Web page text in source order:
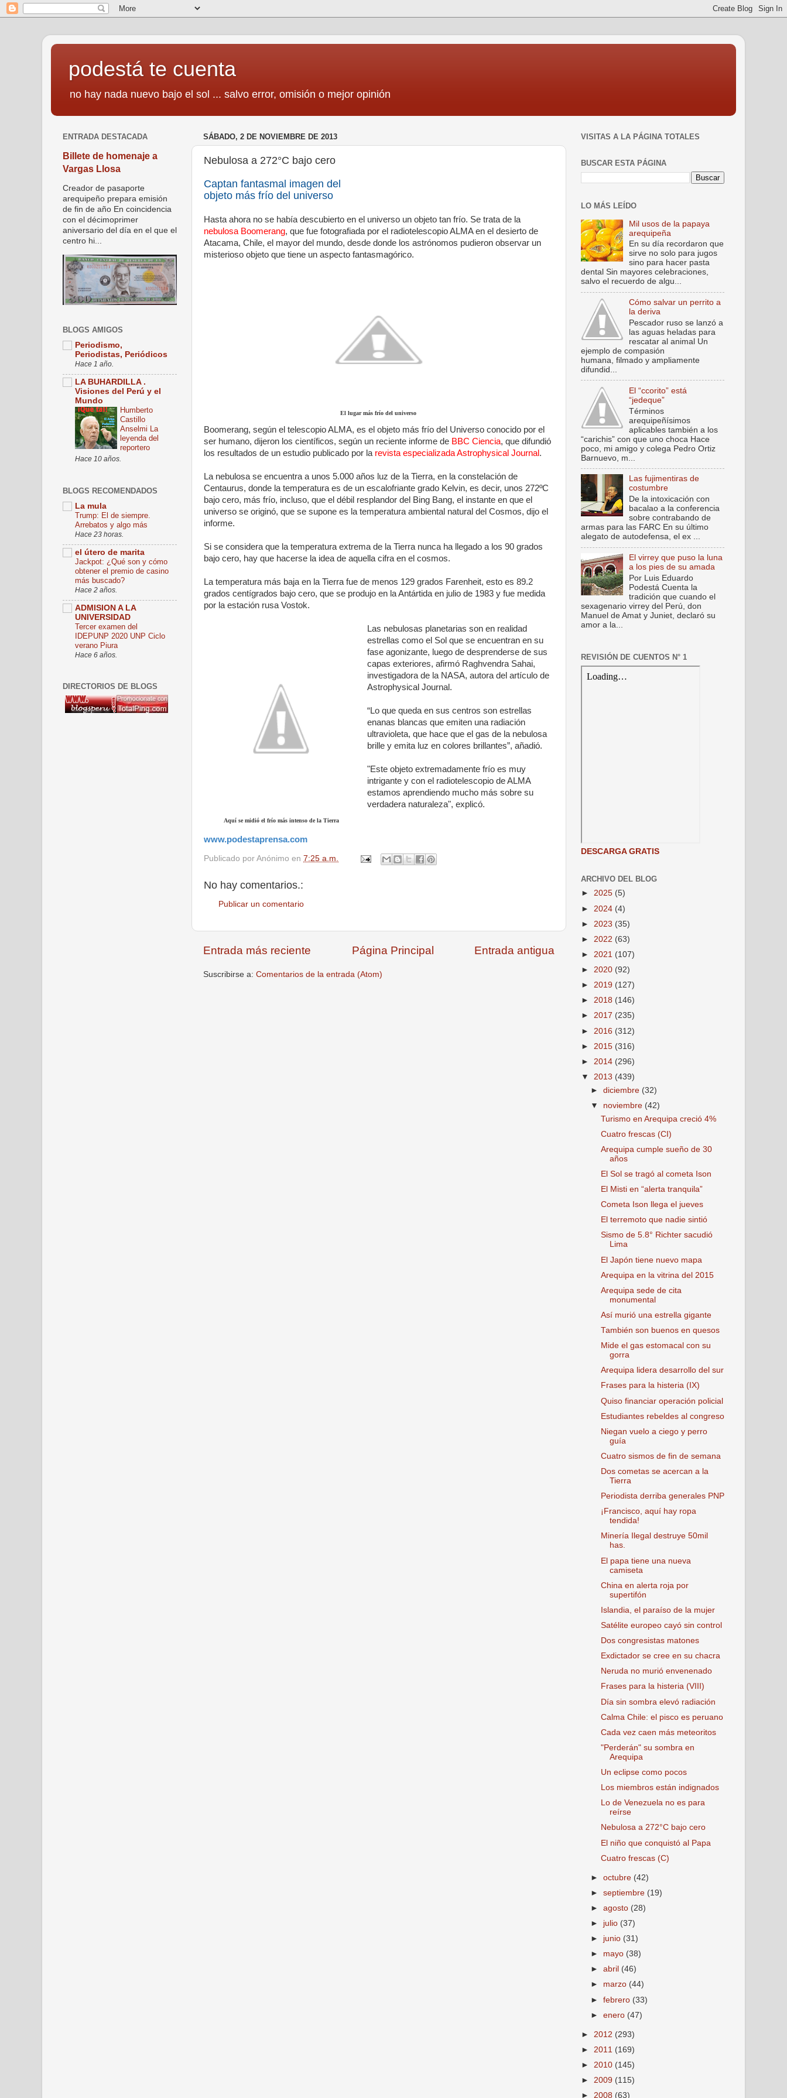
podestá te cuenta
no hay nada nuevo bajo el sol ... salvo error, omisión o mejor opinión
SÁBADO, 2 DE NOVIEMBRE DE 2013
Nebulosa a 272°C bajo cero
Captan fantasmal imagen del
objeto más frío del universo
Hasta ahora no se había descubierto en el universo un objeto tan frío. Se trata de la
nebulosa Boomerang, que fue fotografiada por el radiotelescopio ALMA en el desierto de
Atacama, Chile, el mayor del mundo, desde donde los astrónomos pudieron observar un
misterioso objeto que tiene un aspecto fantasmagórico.
El lugar más frío del universo
Boomerang, según el telescopio ALMA, es el objeto más frío del Universo conocido por el
ser humano, dijeron los científicos, según un reciente informe de BBC Ciencia, que difundió
los resultados de un estudio publicado por la revista especializada Astrophysical Journal.
La nebulosa se encuentra a unos 5.000 años luz de la Tierra, en la constelación de
Centaurus, donde la temperatura es de un escalofriante grado Kelvin, es decir, unos 272ºC
bajo cero, más frío, incluso, que el débil resplandor del Bing Bang, el instante en que el
universo se originó, que se supone es la temperatura ambiental natural del Cosmos, dijo el
informe.
Si se considera que la temperatura extrema de la Tierra nunca ha llegado a los 90 grados
bajo cero, hay que hacerse la idea de aquella cifra en el cosmos.
La temperatura más baja en la Tierra fue de menos 129 grados Farenheit, esto es 89.2
grados centígrados bajo cero, que se produjo en la Antártida en julio de 1983 y fue medida
por la estación rusa Vostok.
Aquí se midió el frío más intenso de la Tierra
Las nebulosas planetarias son en realidad
estrellas como el Sol que se encuentran en su
fase agonizante, luego de desprenderse de sus
capas exteriores, afirmó Raghvendra Sahai,
investigadora de la NASA, autora del artículo de
Astrophysical Journal.
“Lo que queda en sus centros son estrellas
enanas blancas que emiten una radiación
ultravioleta, que hace que el gas de la nebulosa
brille y emita luz en colores brillantes”, añadió.
"Este objeto extremadamente frío es muy
intrigante y con el radiotelescopio de ALMA
estamos aprendiendo mucho más sobre su
verdadera naturaleza", explicó.
www.podestaprensa.com
Publicado por Anónimo en 7:25 a.m.
No hay comentarios.:
Publicar un comentario
Entrada más reciente Entrada antigua
Página Principal
Suscribirse a: Comentarios de la entrada (Atom)
ENTRADA DESTACADA
Billete de homenaje a
Vargas Llosa
Creador de pasaporte
arequipeño prepara emisión
de fin de año En coincidencia
con el décimoprimer
aniversario del día en el que el
centro hi...
BLOGS AMIGOS
Periodismo,
Periodistas, Periódicos
Hace 1 año.
LA BUHARDILLA .
Visiones del Perú y el
Mundo
Humberto
Castillo
Anselmi La
leyenda del
reportero
Hace 10 años.
BLOGS RECOMENDADOS
La mula
Trump: El de siempre.
Arrebatos y algo más
Hace 23 horas.
el útero de marita
Jackpot: ¿Qué son y cómo
obtener el premio de casino
más buscado?
Hace 2 años.
ADMISION A LA
UNIVERSIDAD
Tercer examen del
IDEPUNP 2020 UNP Ciclo
verano Piura
Hace 6 años.
DIRECTORIOS DE BLOGS
VISITAS A LA PÁGINA TOTALES
BUSCAR ESTA PÁGINA
LO MÁS LEÍDO
Mil usos de la papaya
arequipeña
En su día recordaron que
sirve no solo para jugos
sino para hacer pasta
dental Sin mayores celebraciones,
salvo el recuerdo de algu...
Cómo salvar un perrito a
la deriva
Pescador ruso se lanzó a
las aguas heladas para
rescatar al animal Un
ejemplo de compasión
humana, filmado y ampliamente
difundid...
El “ccorito” está
“jedeque”
Términos
arequipeñísimos
aplicables también a los
“carichis” con que uno choca Hace
poco, mi amigo y colega Pedro Ortiz
Barnuevo, m...
Las fujimentiras de
costumbre
De la intoxicación con
bacalao a la conferencia
sobre contrabando de
armas para las FARC En su último
alegato de autodefensa, el ex ...
El virrey que puso la luna
a los pies de su amada
Por Luis Eduardo
Podestá Cuenta la
tradición que cuando el
sexagenario virrey del Perú, don
Manuel de Amat y Juniet, declaró su
amor a la...
REVISIÓN DE CUENTOS N° 1
DESCARGA GRATIS
ARCHIVO DEL BLOG
► 2025 (5)
► 2024 (4)
► 2023 (35)
► 2022 (63)
► 2021 (107)
► 2020 (92)
► 2019 (127)
► 2018 (146)
► 2017 (235)
► 2016 (312)
► 2015 (316)
► 2014 (296)
▼ 2013 (439)
►diciembre (32)
▼ noviembre (42)
Turismo en Arequipa creció 4%
Cuatro frescas (CI)
Arequipa cumple sueño de 30
años
El Sol se tragó al cometa Ison
El Misti en “alerta tranquila”
Cometa Ison llega el jueves
El terremoto que nadie sintió
Sismo de 5.8° Richter sacudió
Lima
El Japón tiene nuevo mapa
Arequipa en la vitrina del 2015
Arequipa sede de cita
monumental
Así murió una estrella gigante
También son buenos en quesos
Mide el gas estomacal con su
gorra
Arequipa lidera desarrollo del sur
Frases para la histeria (IX)
Quiso financiar operación policial
Estudiantes rebeldes al congreso
Niegan vuelo a ciego y perro
guía
Cuatro sismos de fin de semana
Dos cometas se acercan a la
Tierra
Periodista derriba generales PNP
¡Francisco, aquí hay ropa
tendida!
Minería Ilegal destruye 50mil
has.
El papa tiene una nueva
camiseta
China en alerta roja por
supertifón
Islandia, el paraíso de la mujer
Satélite europeo cayó sin control
Dos congresistas matones
Exdictador se cree en su chacra
Neruda no murió envenenado
Frases para la histeria (VIII)
Día sin sombra elevó radiación
Calma Chile: el pisco es peruano
Cada vez caen más meteoritos
"Perderán" su sombra en
Arequipa
Un eclipse como pocos
Los miembros están indignados
Lo de Venezuela no es para
reírse
Nebulosa a 272°C bajo cero
El niño que conquistó al Papa
Cuatro frescas (C)
►octubre (42)
►septiembre (19)
►agosto (28)
► julio (37)
► junio (31)
► mayo (38)
►abril (46)
► marzo (44)
►febrero (33)
►enero (47)
► 2012 (293)
► 2011 (169)
► 2010 (145)
► 2009 (115)
► 2008 (63)